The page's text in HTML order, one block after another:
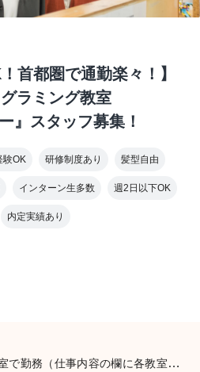
首都圏で通勤楽々！】
ラミング教室
』スタッフ募集！
験OK 研修制度あり 髪型自由
インターン生多数 週2日以下OK
内定実績あり
内容の欄に各教室の住所を記載しております。）